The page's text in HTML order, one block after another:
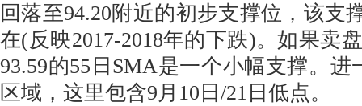
回落至94.20附近的初步支撑位，该支
在(反映2017-2018年的下跌)。如果卖
93.59的55日SMA是一个小幅支撑。进
区域，这里包含9月10日/21日低点。